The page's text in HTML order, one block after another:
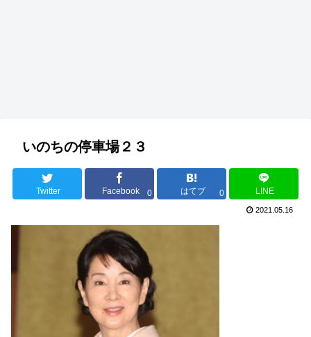
いのちの停車場２３
Twitter Facebook 0 はてブ 0 LINE
2021.05.16